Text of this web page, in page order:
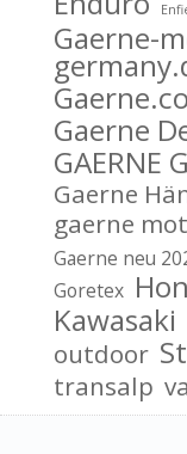
Gaerne-
Gaerne
GAERNE
Gaerne
gaerne
Gaerne neu
Goretex
Kawasaki
outdoor
transalp